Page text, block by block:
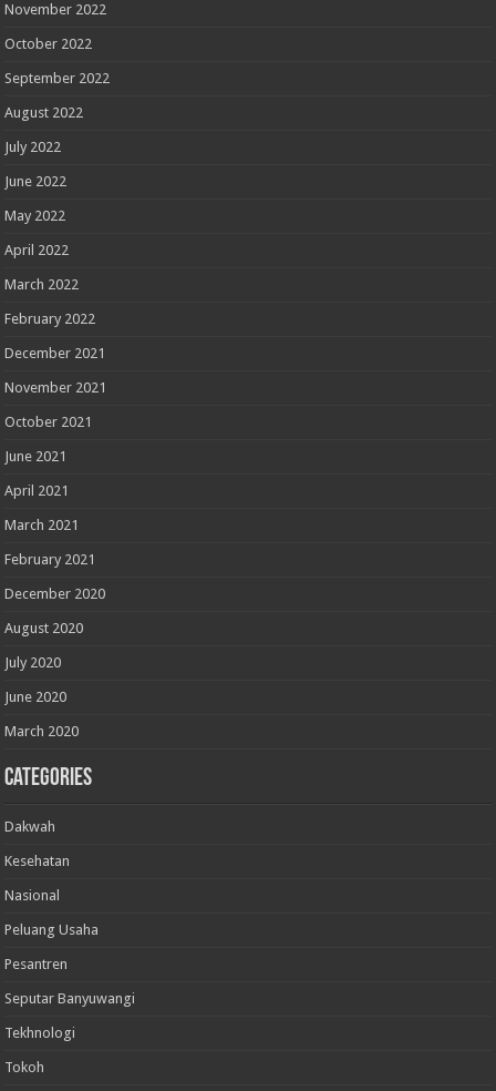
November 2022
October 2022
September 2022
August 2022
July 2022
June 2022
May 2022
April 2022
March 2022
February 2022
December 2021
November 2021
October 2021
June 2021
April 2021
March 2021
February 2021
December 2020
August 2020
July 2020
June 2020
March 2020
Categories
Dakwah
Kesehatan
Nasional
Peluang Usaha
Pesantren
Seputar Banyuwangi
Tekhnologi
Tokoh